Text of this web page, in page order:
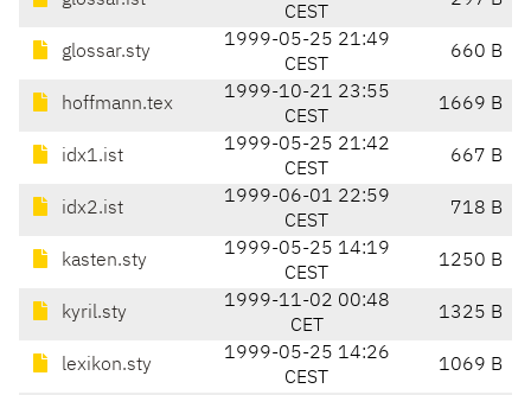
CEST
glossar.sty
1999-05-25 21:49
CEST
660 B
hoffmann.tex
1999-10-21 23:55
CEST
1669 B
idx1.ist
1999-05-25 21:42
CEST
667 B
idx2.ist
1999-06-01 22:59
CEST
718 B
kasten.sty
1999-05-25 14:19
CEST
1250 B
kyril.sty
1999-11-02 00:48
CET
1325 B
lexikon.sty
1999-05-25 14:26
CEST
1069 B